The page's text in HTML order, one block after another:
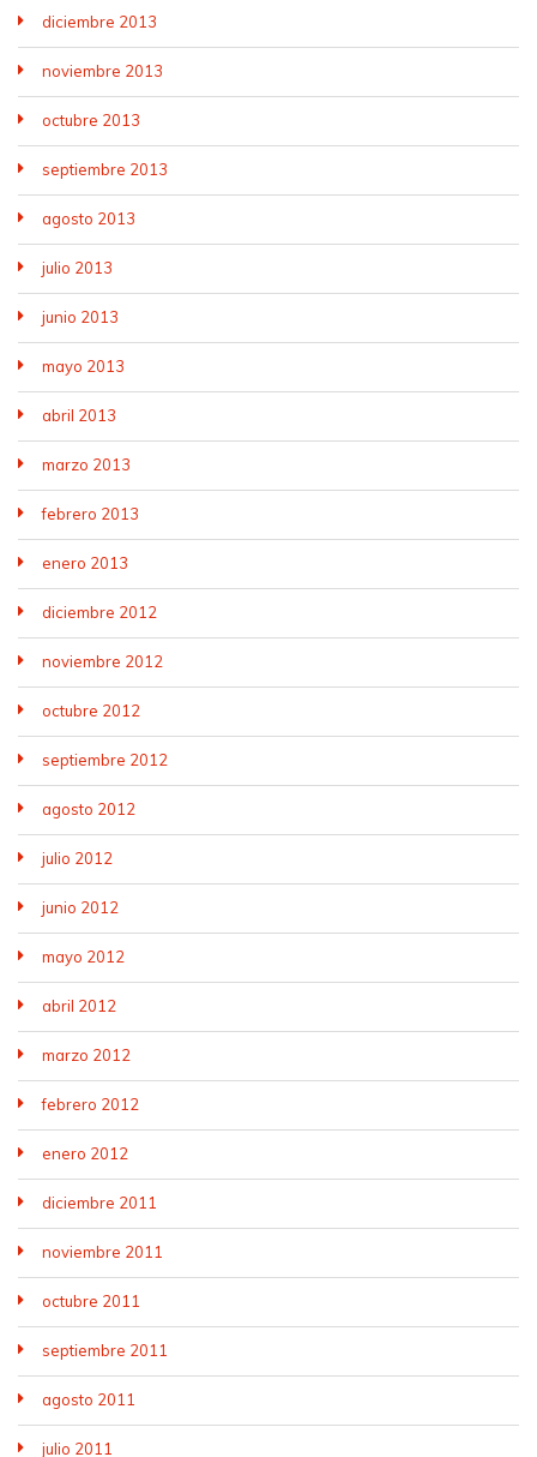
diciembre 2013
noviembre 2013
octubre 2013
septiembre 2013
agosto 2013
julio 2013
junio 2013
mayo 2013
abril 2013
marzo 2013
febrero 2013
enero 2013
diciembre 2012
noviembre 2012
octubre 2012
septiembre 2012
agosto 2012
julio 2012
junio 2012
mayo 2012
abril 2012
marzo 2012
febrero 2012
enero 2012
diciembre 2011
noviembre 2011
octubre 2011
septiembre 2011
agosto 2011
julio 2011